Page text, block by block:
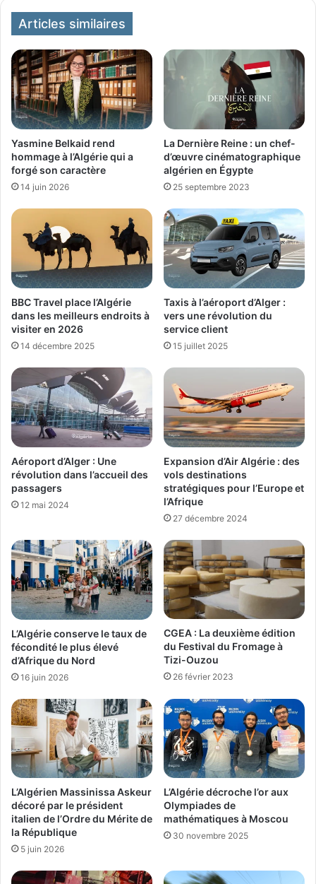
Articles similaires
Yasmine Belkaid rend
hommage à l’Algérie qui a
forgé son caractère
14 juin 2026
La Dernière Reine : un chef-
d’œuvre cinématographique
algérien en Égypte
25 septembre 2023
BBC Travel place l’Algérie
dans les meilleurs endroits à
visiter en 2026
14 décembre 2025
Taxis à l’aéroport d’Alger :
vers une révolution du
service client
15 juillet 2025
Aéroport d’Alger : Une
révolution dans l’accueil des
passagers
12 mai 2024
Expansion d’Air Algérie : des
vols destinations
stratégiques pour l’Europe et
l’Afrique
27 décembre 2024
L’Algérie conserve le taux de
fécondité le plus élevé
d’Afrique du Nord
16 juin 2026
CGEA : La deuxième édition
du Festival du Fromage à
Tizi-Ouzou
26 février 2023
L’Algérien Massinissa Askeur
décoré par le président
italien de l’Ordre du Mérite de
la République
5 juin 2026
L’Algérie décroche l’or aux
Olympiades de
mathématiques à Moscou
30 novembre 2025